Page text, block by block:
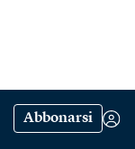
Abbonarsi